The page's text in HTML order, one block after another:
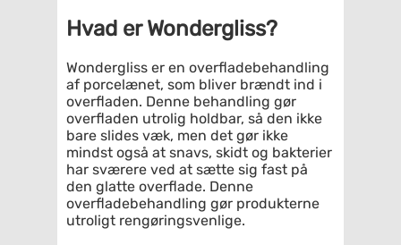
Hvad er Wondergliss?
Wondergliss er en overfladebehandling
af porcelænet, som bliver brændt ind i
overfladen. Denne behandling gør
overfladen utrolig holdbar, så den ikke
bare slides væk, men det gør ikke
mindst også at snavs, skidt og bakterier
har sværere ved at sætte sig fast på
den glatte overflade. Denne
overfladebehandling gør produkterne
utroligt rengøringsvenlige.